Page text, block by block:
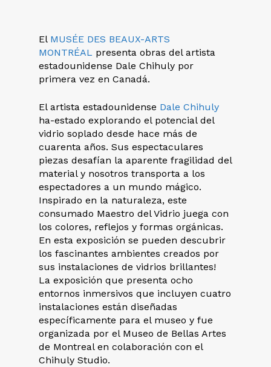
El MUSÉE DES BEAUX-ARTS
MONTRÉAL presenta obras del artista
estadounidense Dale Chihuly por
primera vez en Canadá.
El artista estadounidense Dale Chihuly
ha-estado explorando el potencial del
vidrio soplado desde hace más de
cuarenta años. Sus espectaculares
piezas desafían la aparente fragilidad del
material y nosotros transporta a los
espectadores a un mundo mágico.
Inspirado en la naturaleza, este
consumado Maestro del Vidrio juega con
los colores, reflejos y formas orgánicas.
En esta exposición se pueden descubrir
los fascinantes ambientes creados por
sus instalaciones de vidrios brillantes!
La exposición que presenta ocho
entornos inmersivos que incluyen cuatro
instalaciones están diseñadas
específicamente para el museo y fue
organizada por el Museo de Bellas Artes
de Montreal en colaboración con el
Chihuly Studio.